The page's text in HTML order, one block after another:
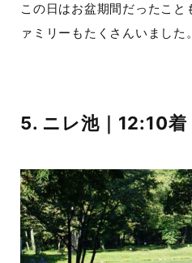
この日はお盆期間だったこと
ァミリーもたくさんいました。
5. ニレ池｜12:10着